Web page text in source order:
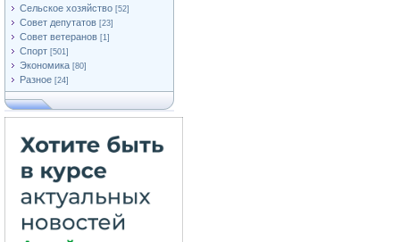
Сельское хозяйство [52]
Совет депутатов [23]
Совет ветеранов [1]
Спорт [501]
Экономика [80]
Разное [24]